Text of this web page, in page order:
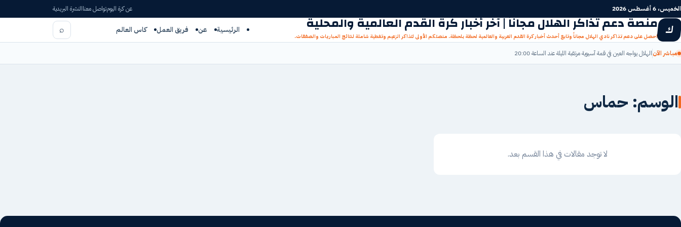
تجاوز
إلى
المحتوى
الخميس، 6 أغسطس 2026 عن كرة اليومتواصل معناالنشرة البريدية
ك منصة دعم تذاكر الهلال مجاناً | آخر أخبار كرة القدم العالمية والمحلية
احصل على دعم تذاكر نادي الهلال مجاناً وتابع أحدث أخبار كرة القدم العربية والعالمية لحظة بلحظة. منصتكم الأولى لتذاكر الزعيم وتغطية شاملة لنتائج المباريات والصفقات.
الرئيسية عن فريق العمل كاس العالم ⌕
مباشر الآنالهلال يواجه العين في قمة آسيوية مرتقبة الليلة عند الساعة 20:00
الوسم: حماس
لا توجد مقالات في هذا القسم بعد.